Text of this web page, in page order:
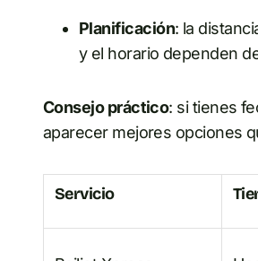
Planificación: la
y el horario dependen
Consejo práctico: si tienes
aparecer mejores opciones
Servicio